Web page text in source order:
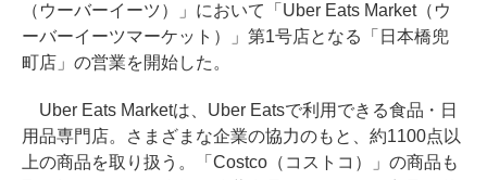
（ウーバーイーツ）」において「Uber Eats Market（ウ
ーバーイーツマーケット）」第1号店となる「日本橋兜
町店」の営業を開始した。
Uber Eats Marketは、Uber Eatsで利用できる食品・日
用品専門店。さまざまな企業の協力のもと、約1100点以
上の商品を取り扱う。「Costco（コストコ）」の商品も